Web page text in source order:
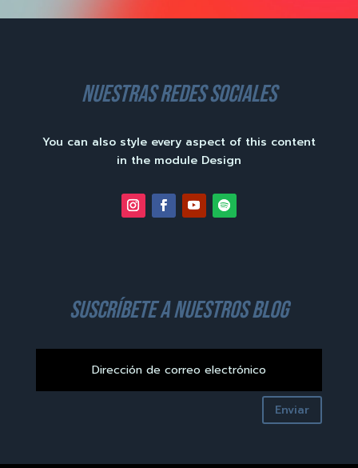
nuestras redes sociales
You can also style every aspect of this content
in the module Design
suscríbete a nuestros blog
Enviar